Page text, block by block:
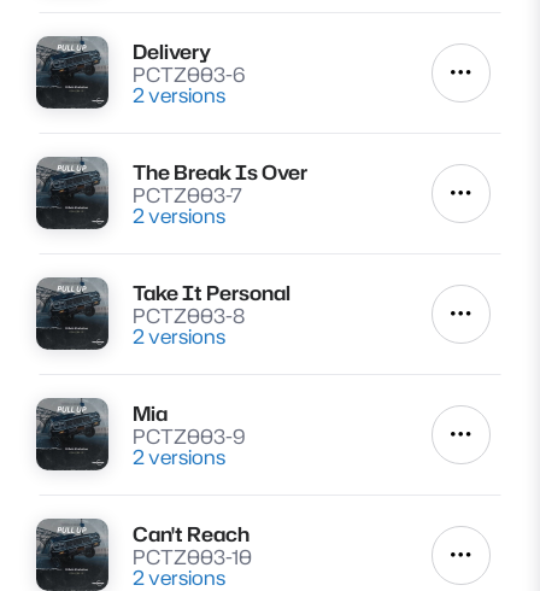
Lire
Delivery
PCTZ003-6
2 versions Autres
Lire
The Break Is Over
PCTZ003-7
2 versions Autres
Lire
Take It Personal
PCTZ003-8
2 versions Autres
Lire
Mia
PCTZ003-9
2 versions Autres
Lire
Can't Reach
PCTZ003-10
2 versions Autres